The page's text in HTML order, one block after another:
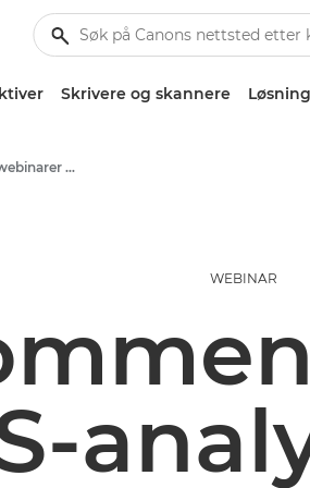
Skrivere og skannere
Arrangementer og webinarer for bedrifter
WEBINAR